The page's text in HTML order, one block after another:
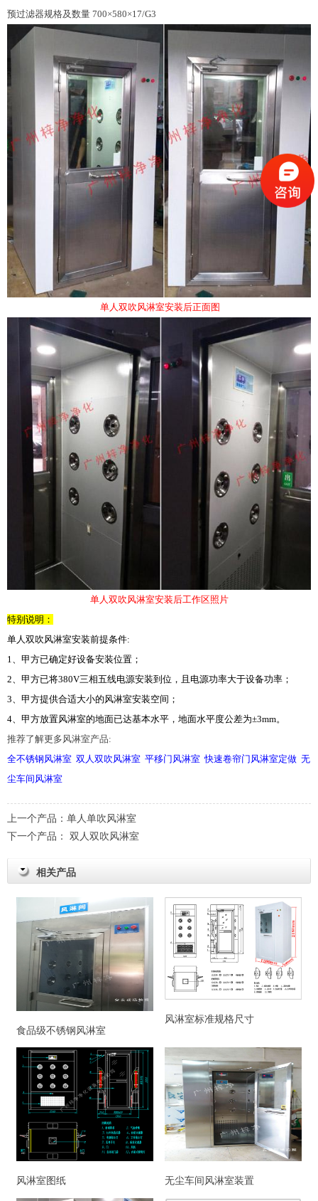
预过滤器规格及数量 700×580×17/G3
单人双吹风淋室安装后正面图
单人双吹风淋室安装后工作区照片
特别说明：
单人双吹风淋室安装前提条件:
1、甲方已确定好设备安装位置；
2、甲方已将380V三相五线电源安装到位，且电源功率大于设备功率；
3、甲方提供合适大小的风淋室安装空间；
4、甲方放置风淋室的地面已达基本水平，地面水平度公差为±3mm。
推荐了解更多风淋室产品:
全不锈钢风淋室 双人双吹风淋室 平移门风淋室 快速卷帘门风淋室定做 无
尘车间风淋室
上一个产品： 单人单吹风淋室
下一个产品： 双人双吹风淋室
相关产品
食品级不锈钢风淋室
风淋室标准规格尺寸
风淋室图纸 无尘车间风淋室装置